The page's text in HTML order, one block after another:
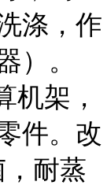
涤，作
）。
机架，
件。改
耐蒸